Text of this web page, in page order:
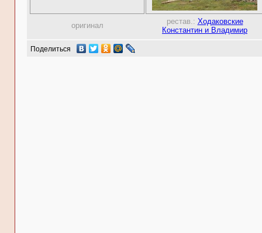
оригинал рестав.: Ходаковские
Константин и Владимир
Поделиться